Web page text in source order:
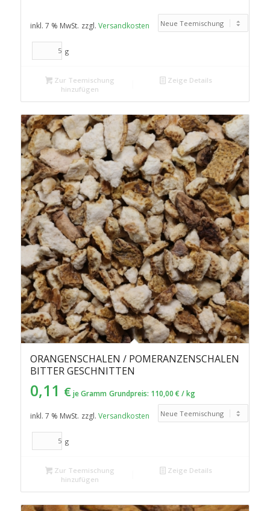
inkl. 7 % MwSt. zzgl. Versandkosten
g
Zur Teemischung
hinzufügen
Zeige Details
ORANGENSCHALEN / POMERANZENSCHALEN
BITTER GESCHNITTEN
0,11 € je Gramm Grundpreis: 110,00 € /kg
inkl. 7 % MwSt. zzgl. Versandkosten
g
Zur Teemischung
hinzufügen
Zeige Details